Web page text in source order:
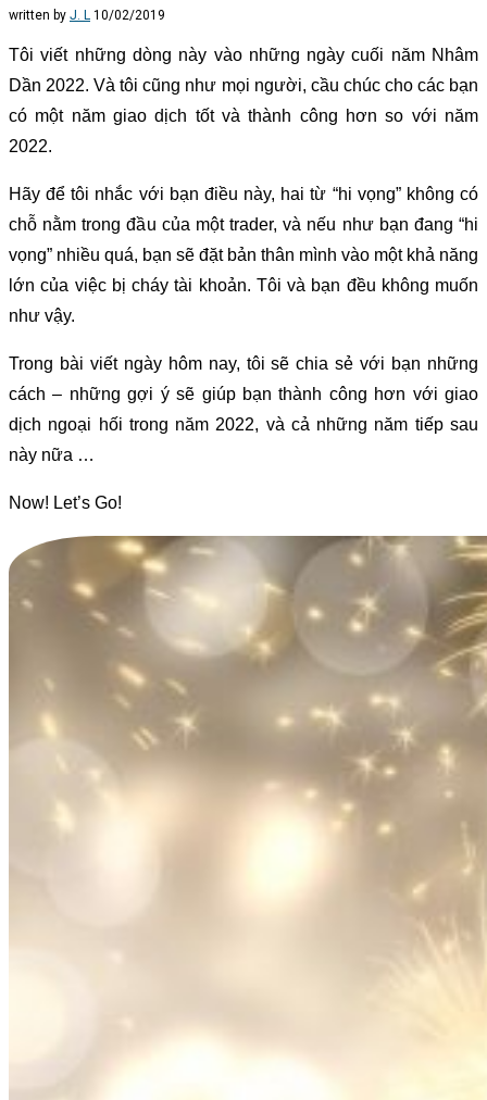
written by J. L 10/02/2019
Tôi viết những dòng này vào những ngày cuối năm Nhâm
Dần 2022. Và tôi cũng như mọi người, cầu chúc cho các bạn
có một năm giao dịch tốt và thành công hơn so với năm
2022.
Hãy để tôi nhắc với bạn điều này, hai từ “hi vọng” không có
chỗ nằm trong đầu của một trader, và nếu như bạn đang “hi
vọng” nhiều quá, bạn sẽ đặt bản thân mình vào một khả năng
lớn của việc bị cháy tài khoản. Tôi và bạn đều không muốn
như vậy.
Trong bài viết ngày hôm nay, tôi sẽ chia sẻ với bạn những
cách – những gợi ý sẽ giúp bạn thành công hơn với giao
dịch ngoại hối trong năm 2022, và cả những năm tiếp sau
này nữa …
Now! Let’s Go!